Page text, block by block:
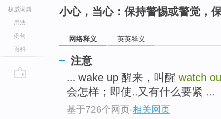
权威词典
用法
例句
百科
小心，当心：保持警惕或警觉，
网络释义 英英释义
注意
... wake up 醒来，叫醒 watch
会怎样；即使..又有什么要紧 ...
基于726个网页-相关网页